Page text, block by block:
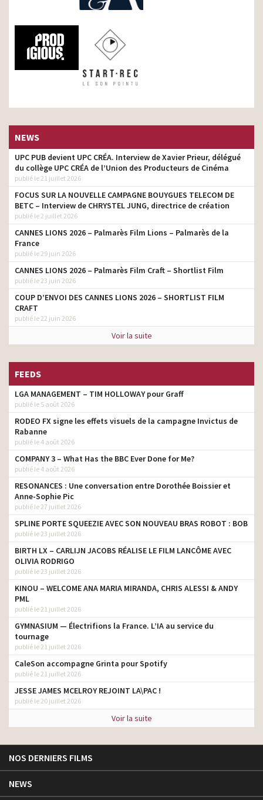
NEWS
UPC PUB devient UPC CRÉA. Interview de Xavier Prieur, délégué
du collège UPC CRÉA de l’Union des Producteurs de Cinéma
publié le 21 juillet 2026
FOCUS SUR LA NOUVELLE CAMPAGNE BOUYGUES TELECOM DE
BETC – Interview de CHRYSTEL JUNG, directrice de création
publié le 2 juillet 2026
CANNES LIONS 2026 – Palmarès Film Lions – Palmarès de la
France
publié le 29 juin 2026
CANNES LIONS 2026 – Palmarès Film Craft – Shortlist Film
publié le 23 juin 2026
COUP D’ENVOI DES CANNES LIONS 2026 – SHORTLIST FILM
CRAFT
publié le 22 juin 2026
Voir la suite
FEEDS
LGA MANAGEMENT – TIM HOLLOWAY pour Graff
publié le 5 août 2026
RODEO FX signe les effets visuels de la campagne Invictus de
Rabanne
publié le 4 août 2026
COMPANY 3 – What Has the BBC Ever Done for Me?
publié le 4 août 2026
RESONANCES : Une conversation entre Dorothée Boissier et
Anne-Sophie Pic
publié le 27 juillet 2026
SPLINE PORTE SQUEEZIE AVEC SON NOUVEAU BRAS ROBOT : BOB
publié le 23 juillet 2026
BIRTH LX – CARLIJN JACOBS RÉALISE LE FILM LANCÔME AVEC
OLIVIA RODRIGO
publié le 23 juillet 2026
KINOU – WELCOME ANA MARIA MIRANDA, CHRIS ALESSI & ANDY
PML
publié le 21 juillet 2026
GYMNASIUM — Électrifions la France. L’IA au service du
tournage
publié le 21 juillet 2026
CaleSon accompagne Grinta pour Spotify
publié le 21 juillet 2026
JESSE JAMES MCELROY REJOINT LA\PAC !
publié le 20 juillet 2026
Voir la suite
NOS DERNIERS FILMS
NEWS